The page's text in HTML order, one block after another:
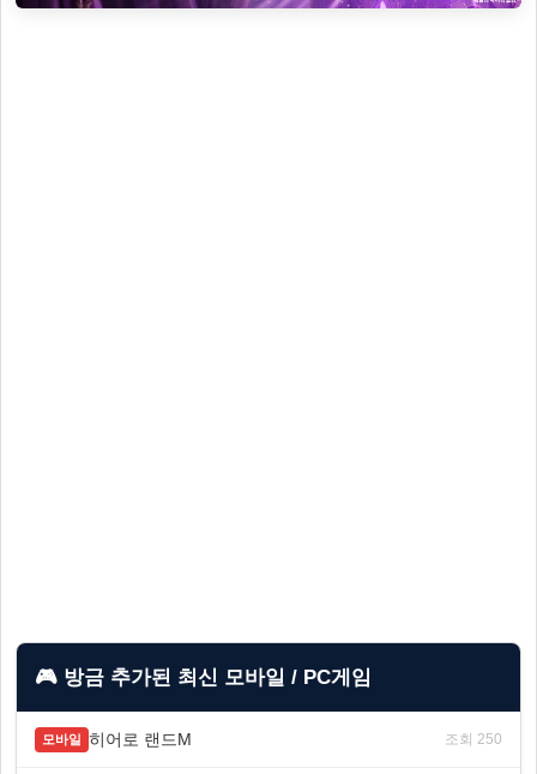
🎮 방금 추가된 최신 모바일 / PC게임
모바일 히어로 랜드M 조회 250